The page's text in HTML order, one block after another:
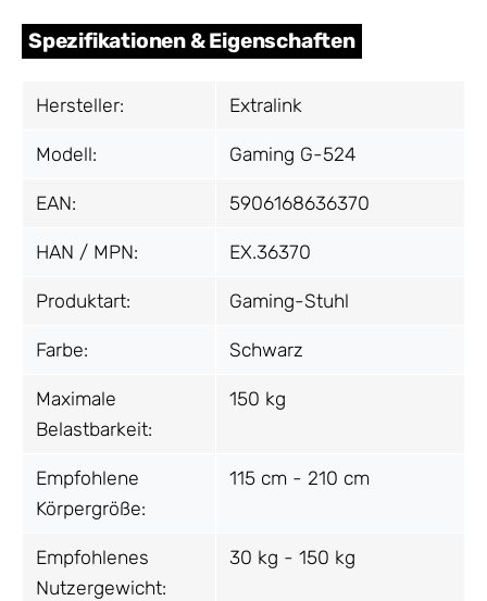
Spezifikationen & Eigenschaften
Hersteller: Extralink
Modell: Gaming G-524
EAN: 5906168636370
HAN / MPN: EX.36370
Produktart: Gaming-Stuhl
Farbe: Schwarz
Maximale
Belastbarkeit:
150 kg
Empfohlene
Körpergröße:
115 cm - 210 cm
Empfohlenes
Nutzergewicht:
30 kg - 150 kg